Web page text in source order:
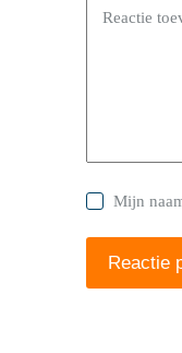
Reactie
Mijn
Reactie